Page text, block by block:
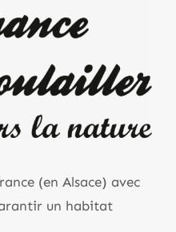
(en Alsace) avec
un habitat